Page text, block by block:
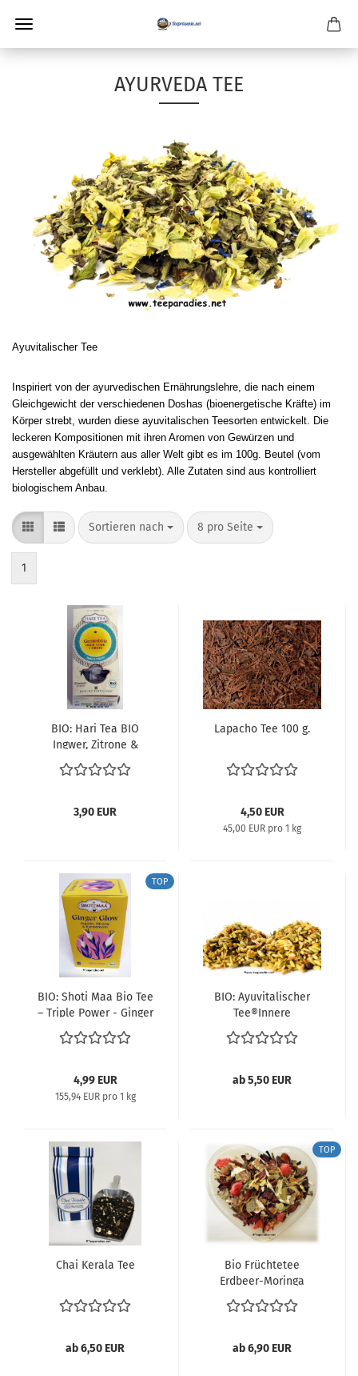
AYURVEDA TEE
Ayuvitalischer Tee
Inspiriert von der ayurvedischen Ernährungslehre, die nach einem
Gleichgewicht der verschiedenen Doshas (bioenergetische Kräfte) im
Körper strebt, wurden diese ayuvitalischen Teesorten entwickelt. Die
leckeren Kompositionen mit ihren Aromen von Gewürzen und
ausgewählten Kräutern aus aller Welt gibt es im 100g. Beutel (vom
Hersteller abgefüllt und verklebt). Alle Zutaten sind aus kontrolliert
biologischem Anbau.
Sortieren nach
Sortieren nach 8 pro Seite
pro Seite
1
BIO: Hari Tea BIO
Ingwer, Zitrone &
Kurkuma - Geistesblitz
~ 10 x 2 g in der Box
3,90 EUR
Lapacho Tee 100 g.
4,50 EUR
45,00 EUR pro 1 kg
TOP
BIO: Shoti Maa Bio Tee
– Triple Power - Ginger
Glow - BIO Ingwer,
Zitrone & Kardamom ~
4,99 EUR
155,94 EUR pro 1 kg
BIO: Ayuvitalischer
Tee®Innere
Gelassenheit
ab 5,50 EUR
Chai Kerala Tee
ab 6,50 EUR
TOP
Bio Früchtetee
Erdbeer-Moringa
ab 6,90 EUR